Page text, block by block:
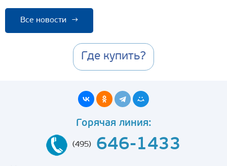
Все новости →
Где купить?
Горячая линия:
(495) 646-1433